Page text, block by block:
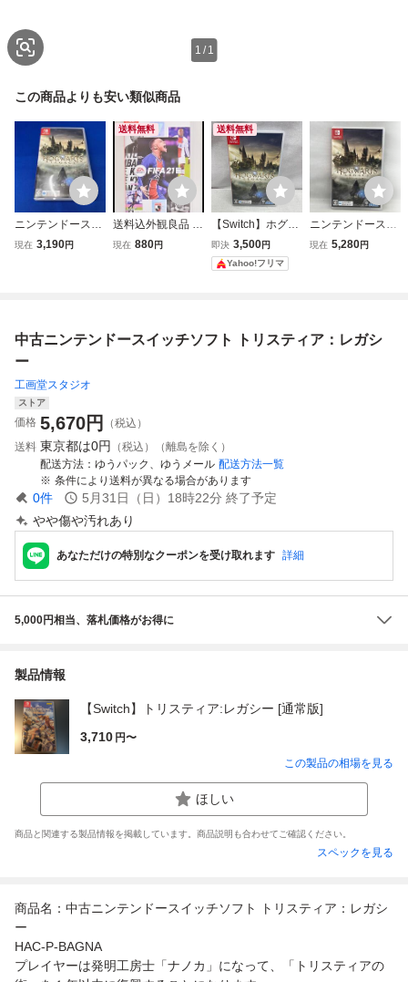
1 / 1
この商品よりも安い類似商品
ニンテンドースイ
ッチ ホグワーツ・
現在 3,190円
送料無料
送料込外観良品 ニ
ンテンドースイッ
Nintendo 任天堂
現在 880円
送料無料
【Switch】ホグワ
ーツ・レガシー
[通常版] ニンテン
ドースイッチ ソフ
即決 3,500円
Yahoo!フリマ
ニンテンドースイ
ッチ ホグワーツ・
現在 5,280円
中古ニンテンドースイッチソフト トリスティア：レガシ
ー
工画堂スタジオ
ストア
価格 5,670円
（税込）
送料 東京都は0円
（税込）（離島を除く）
配送方法
ゆうパック、ゆうメール 配送方法一覧
条件により送料が異なる場合があります
0件 5月31日（日）18時22分 終了予定
やや傷や汚れあり
あなただけの特別なクーポンを受け取れます 詳細
5,000円相当、落札価格がお得に
製品情報
【Switch】トリスティア:レガシー [通常版]
3,710 円〜
この製品の相場を見る
ほしい
商品と関連する製品情報を掲載しています。商品説明も合わせてご確認ください。
スペックを見る
商品名：中古ニンテンドースイッチソフト トリスティア：レガシ
ー
HAC-P-BAGNA
プレイヤーは発明工房士「ナノカ」になって、「トリスティアの